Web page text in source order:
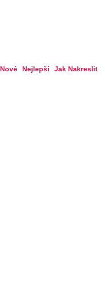
Nové Nejlepší Jak Nakreslit